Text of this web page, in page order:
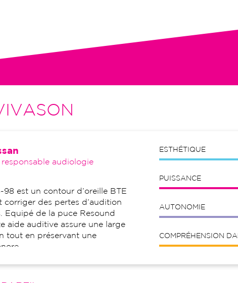
audiologie
98 est un contour d’oreille BTE
corriger des pertes d’audition
Equipé de la puce Resound
aide auditive assure une large
tout en préservant une
ESTHÉTIQUE
PUISSANCE
AUTONOMIE
COMPRÉHENSION